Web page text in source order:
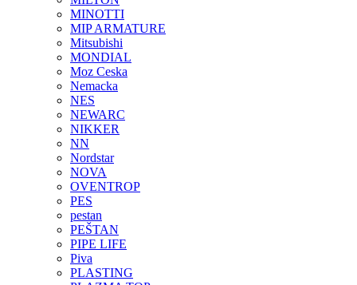
MINOTTI
MIP ARMATURE
Mitsubishi
MONDIAL
Moz Ceska
Nemacka
NES
NEWARC
NIKKER
NN
Nordstar
NOVA
OVENTROP
PES
pestan
PEŠTAN
PIPE LIFE
Piva
PLASTING